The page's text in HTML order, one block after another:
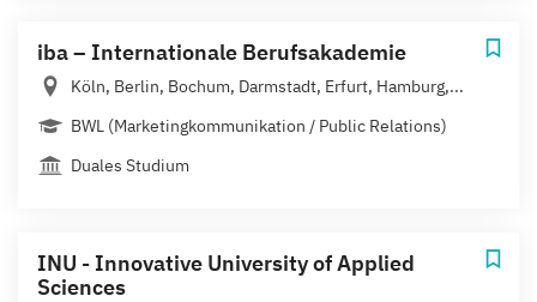
iba – Internationale Berufsakademie
Köln, Berlin, Bochum, Darmstadt, Erfurt, Hamburg,...
BWL (Marketingkommunikation / Public Relations)
Duales Studium
INU - Innovative University of Applied
Sciences